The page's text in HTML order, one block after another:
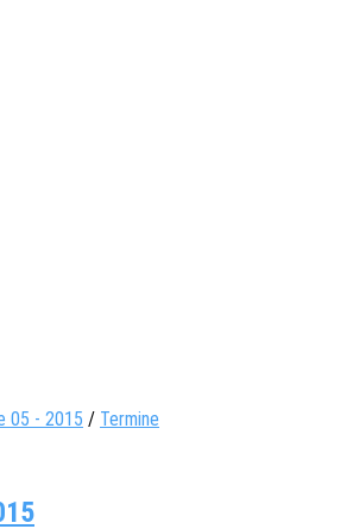
05 - 2015 / Termine